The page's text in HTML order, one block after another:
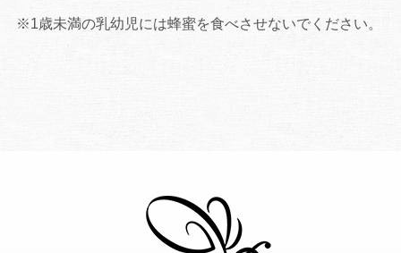
※1歳未満の乳幼児には蜂蜜を食べさせないでください。